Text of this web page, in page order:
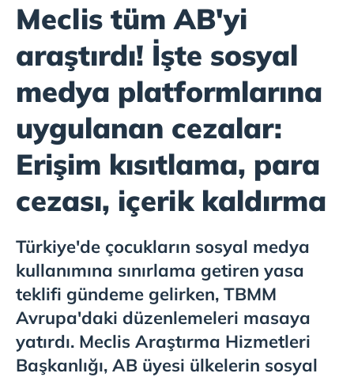
Meclis tüm AB'yi
araştırdı! İşte sosyal
medya platformlarına
uygulanan cezalar:
Erişim kısıtlama, para
cezası, içerik kaldırma
Türkiye'de çocukların sosyal medya
kullanımına sınırlama getiren yasa
teklifi gündeme gelirken, TBMM
Avrupa'daki düzenlemeleri masaya
yatırdı. Meclis Araştırma Hizmetleri
Başkanlığı, AB üyesi ülkelerin sosyal